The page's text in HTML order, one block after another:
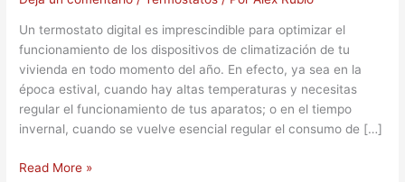
Un termostato digital es imprescindible para optimizar el
funcionamiento de los dispositivos de climatización de tu
vivienda en todo momento del año. En efecto, ya sea en la
época estival, cuando hay altas temperaturas y necesitas
regular el funcionamiento de tus aparatos; o en el tiempo
invernal, cuando se vuelve esencial regular el consumo de […]
Read More »